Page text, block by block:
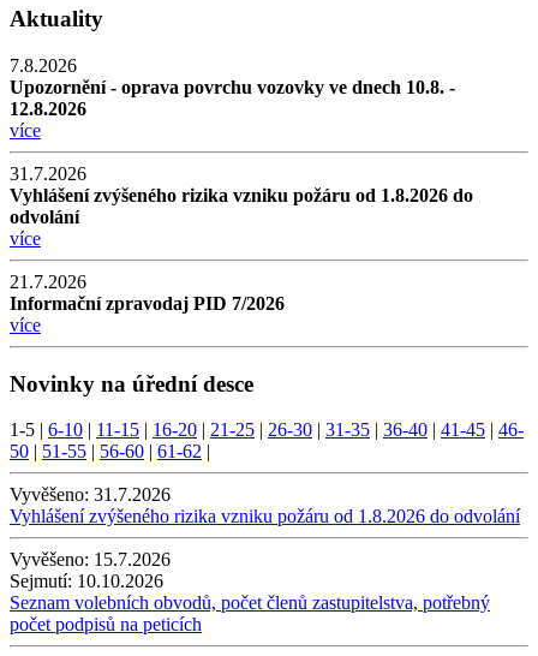
Aktuality
7.8.2026
Upozornění - oprava povrchu vozovky ve dnech 10.8. -
12.8.2026
více
31.7.2026
Vyhlášení zvýšeného rizika vzniku požáru od 1.8.2026 do
odvolání
více
21.7.2026
Informační zpravodaj PID 7/2026
více
Novinky na úřední desce
1-5 6-10 11-15 16-20 21-25 26-30 31-35 36-40 41-45
46-
50
51-55 56-60 61-62
Vyvěšeno: 31.7.2026
Vyhlášení zvýšeného rizika vzniku požáru od 1.8.2026 do odvolání
Vyvěšeno: 15.7.2026
Sejmutí: 10.10.2026
Seznam volebních obvodů, počet členů zastupitelstva, potřebný
počet podpisů na peticích